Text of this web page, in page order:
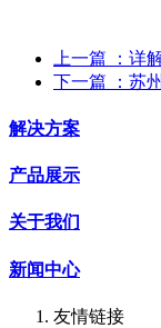
上一篇
：详
下一篇
：苏
解决方案
产品展示
关于我们
新闻中心
友情链接